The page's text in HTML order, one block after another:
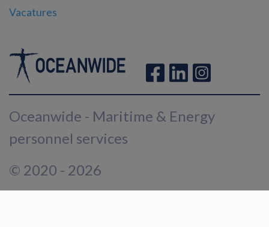
Vacatures
Oceanwide - Maritime & Energy
personnel services
© 2020 - 2026